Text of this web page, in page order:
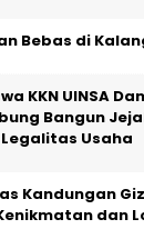
Bebas di
KKN UINSA
Bangun
Usaha
Kandungan
dan